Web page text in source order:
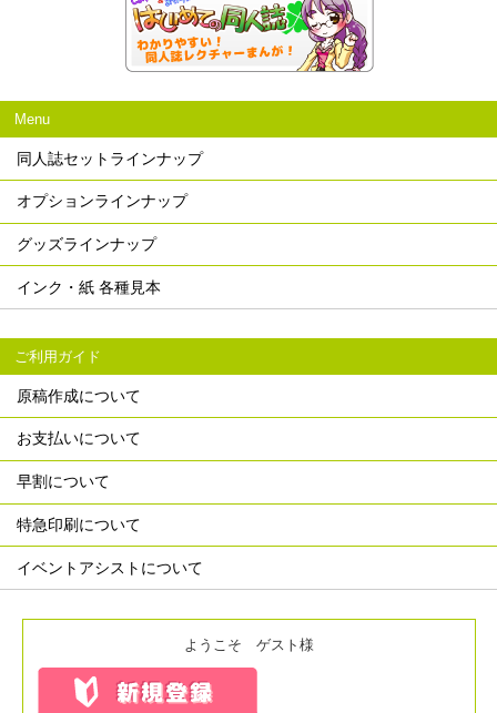
Menu
同人誌セットラインナップ
オプションラインナップ
グッズラインナップ
インク・紙 各種見本
ご利用ガイド
原稿作成について
お支払いについて
早割について
特急印刷について
イベントアシストについて
ようこそ ゲスト様